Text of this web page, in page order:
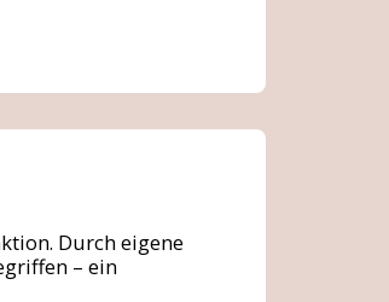
Durch eigene
– ein